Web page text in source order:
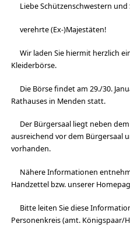
Liebe Schützenschwestern
verehrte (Ex-)Majestäten!
Wir laden Sie hiermit herzlich
Kleiderbörse.
Die Börse findet am 29./30.
Rathauses in Menden statt.
Der Bürgersaal liegt neben
ausreichend vor dem Bürgersaal
vorhanden.
Nähere Informationen
Handzettel bzw. unserer
Bitte leiten Sie diese
Personenkreis (amt. Königspaar/